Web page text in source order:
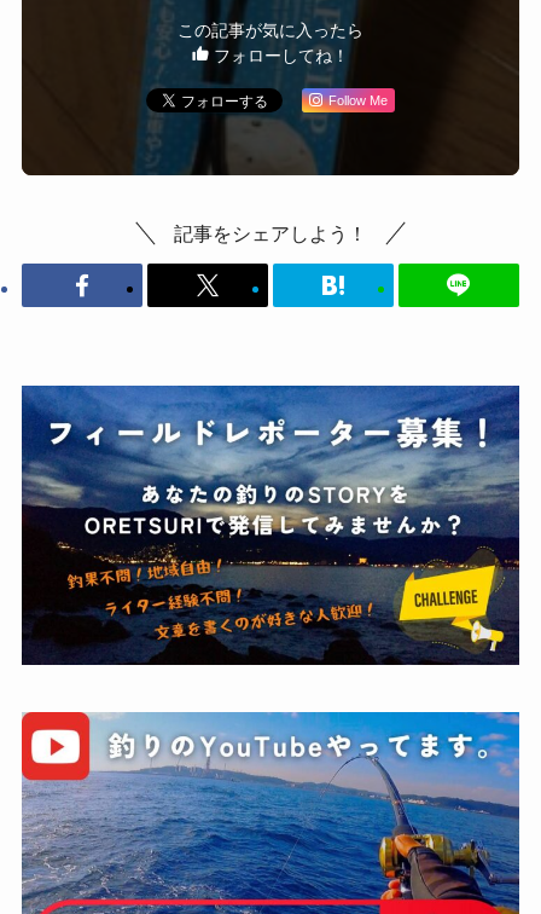
この記事が気に入ったら
フォローしてね！
Follow Me
記事をシェアしよう！